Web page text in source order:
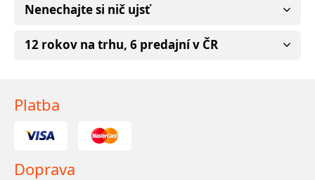
Nenechajte si nič ujsť
12 rokov na trhu, 6 predajní v ČR
Platba
Doprava